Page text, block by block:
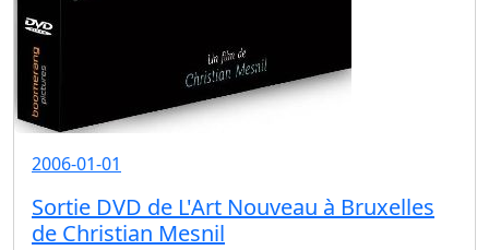
2006-01-01
Sortie DVD de L'Art Nouveau à Bruxelles
de Christian Mesnil